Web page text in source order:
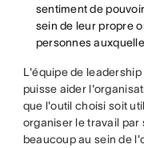
sentiment de
sein de leur propre
personnes
L'équipe de
puisse aider
que l'outil choisi soit
organiser le travail
beaucoup au sein de